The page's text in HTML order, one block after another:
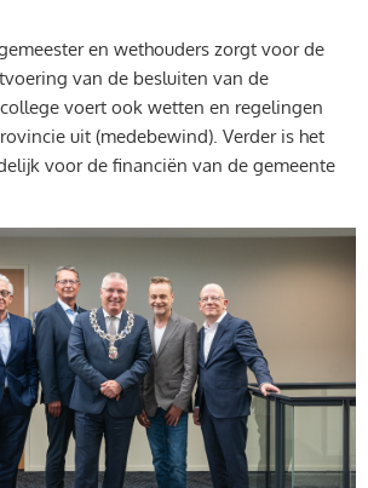
en wethouders zorgt voor de
van de besluiten van de
voert ook wetten en regelingen
uit (medebewind). Verder is het
voor de financiën van de gemeente